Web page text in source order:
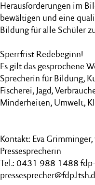
Herausforderungen im
bewältigen und eine
Bildung für alle Schüler
Sperrfrist Redebeginn!
Es gilt das gesprochene
Sprecherin für Bildung,
Fischerei, Jagd,
Minderheiten, Umwelt,
Kontakt: Eva Grimminger,
Pressesprecherin
Tel.: 0431 988 1488 fdp-